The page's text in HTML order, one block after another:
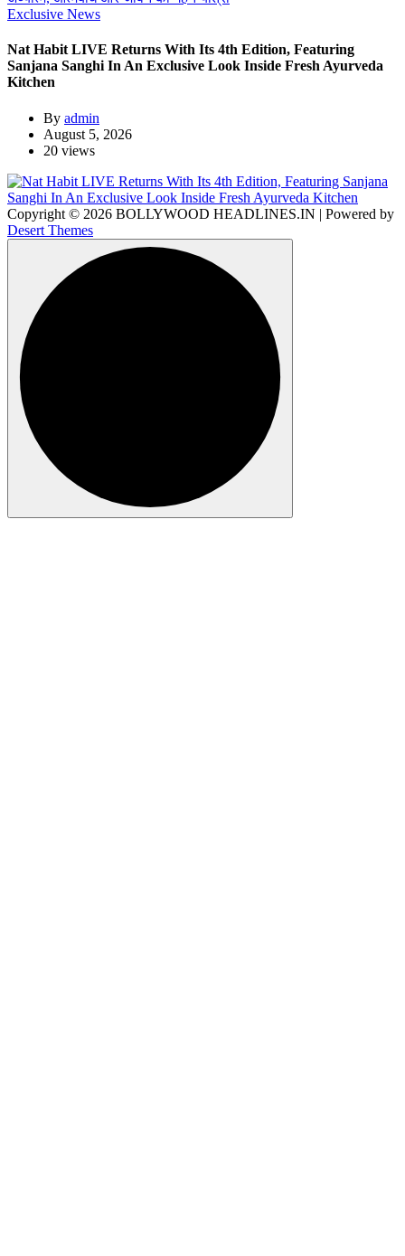
Exclusive News
Nat Habit LIVE Returns With Its 4th Edition, Featuring
Sanjana Sanghi In An Exclusive Look Inside Fresh Ayurveda
Kitchen
By admin
August 5, 2026
20 views
Copyright © 2026 BOLLYWOOD HEADLINES.IN | Powered by
Desert Themes